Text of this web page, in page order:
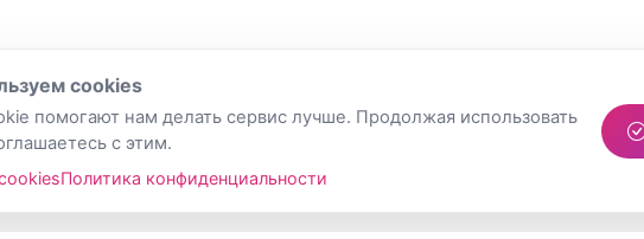
cookies
помогают нам делать сервис лучше. Продолжая использовать
с этим.
Политика конфиденциальности